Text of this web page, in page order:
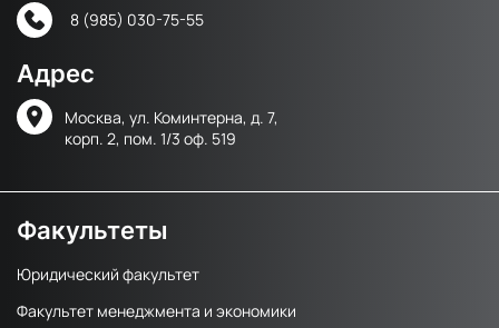
8 (985) 030-75-55
Адрес
Москва, ул. Коминтерна, д. 7,
корп. 2, пом. 1/3 оф. 519
Факультеты
Юридический факультет
Факультет менеджмента и экономики